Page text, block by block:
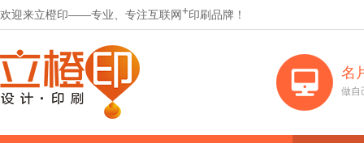
欢迎来立橙印——专业、专注互联网+印刷品牌！
名
做自